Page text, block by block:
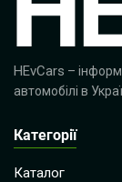
HEvCars –
автомобілі в
Категорії
Каталог